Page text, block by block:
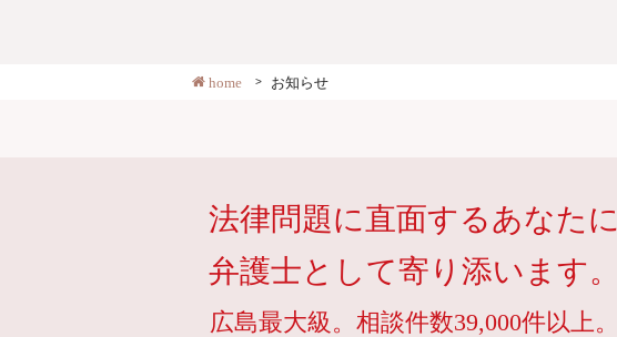
home お知らせ
法律問題に直面するあなたに
弁護士として寄り添います。
広島最大級。相談件数39,000件以上。